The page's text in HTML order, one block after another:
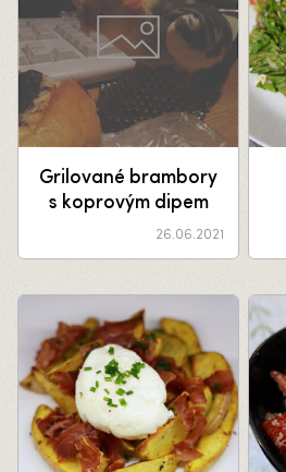
Grilované brambory
s koprovým dipem
26.06.2021